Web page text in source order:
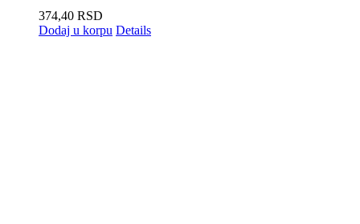
374,40 RSD
Dodaj u korpu Details